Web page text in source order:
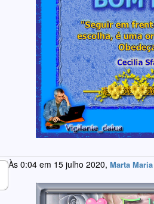
Às 0:04 em 15 julho 2020, Marta